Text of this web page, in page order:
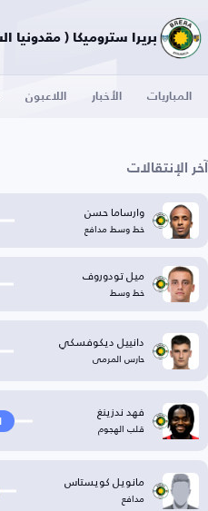
بريرا ستروميكا ( مقدونيا الشمالية )
المباريات الأخبار اللاعبون
آخر الإنتقالات
وارساما حسن
خط وسط مدافع
ميل تودوروف
خط وسط
دانييل ديكوفسكي
حارس المرمى
فهد ندزينغ
قلب الهجوم
مانويل كويستاس
مدافع